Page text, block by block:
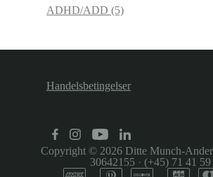
ADHD/ADD (5)
Handelsbetingelser
Copyright © 2026 Ditte Munch-
30642155 · (+45) 71 41 59